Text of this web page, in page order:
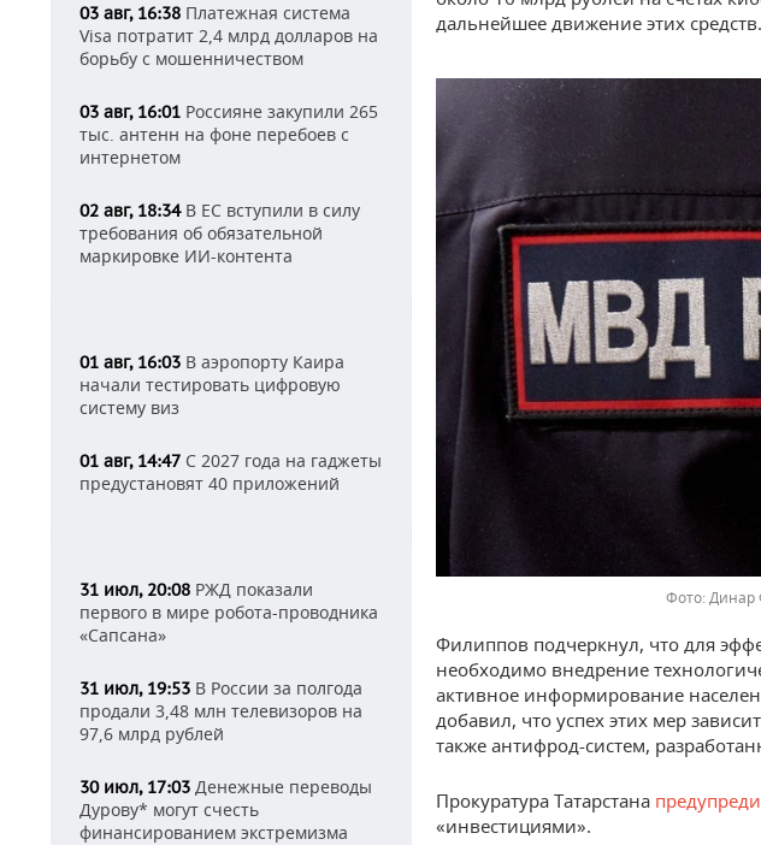
03 авг, 16:38 Платежная система
Visa потратит 2,4 млрд долларов на
борьбу с мошенничеством
03 авг, 16:01 Россияне закупили 265
тыс. антенн на фоне перебоев с
интернетом
02 авг, 18:34В ЕС вступили в силу
требования об обязательной
маркировке ИИ-контента
01 авг, 16:03 В аэропорту Каира
начали тестировать цифровую
систему виз
01 авг, 14:47 С 2027 года на гаджеты
предустановят 40 приложений
31 июл, 20:08 РЖД показали
первого в мире робота-проводника
«Сапсана»
31 июл, 19:53 В России за полгода
продали 3,48 млн телевизоров на
97,6 млрд рублей
30 июл, 17:03 Денежные переводы
Дурову* могут счесть
финансированием экстремизма
дальнейшее движение этих средств.
Динар
Филиппов подчеркнул, что для
необходимо внедрение
активное информирование
добавил, что успех этих мер
также антифрод-систем,
Прокуратура Татарстана
«инвестициями».